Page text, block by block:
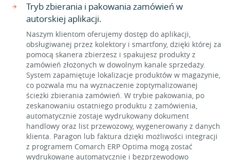
Tryb zbierania i pakowania zamówień w
autorskiej aplikacji.
Naszym klientom oferujemy dostęp do aplikacji,
obsługiwanej przez kolektory i smartfony, dzięki której za
pomocą skanera zbierzesz i spakujesz produkty z
zamówień złożonych w dowolnym kanale sprzedaży.
System zapamiętuje lokalizacje produktów w magazynie,
co pozwala mu na wyznaczenie zoptymalizowanej
ścieżki zbierania zamówień. W trybie pakowania, po
zeskanowaniu ostatniego produktu z zamówienia,
automatycznie zostaje wydrukowany dokument
handlowy oraz list przewozowy, wygenerowany z danych
klienta. Paragon lub faktura dzięki możliwości integracji
z programem Comarch ERP Optima mogą zostać
wydrukowane automatycznie i bezprzewodowo